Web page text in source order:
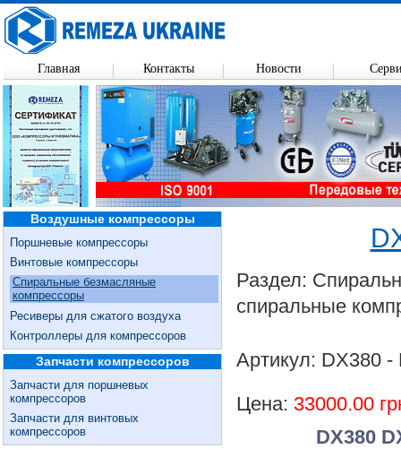
Воздушные компрессоры
Поршневые компрессоры
Винтовые компрессоры
Спиральные безмасляные
компрессоры
Ресиверы для сжатого воздуха
Контроллеры для компрессоров
Запчасти компрессоров
Запчасти для поршневых
компрессоров
Запчасти для винтовых
компрессоров
Раздел:
спиральные
Артикул: DX380 -
Цена: 33000.00
DX380
Главная Контакты Новости